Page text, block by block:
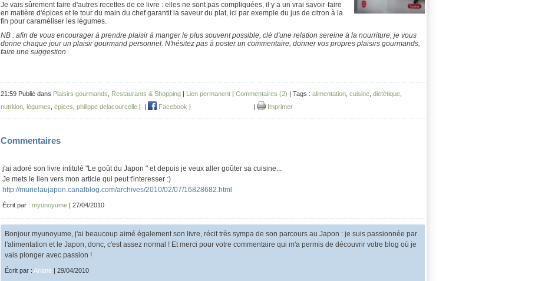
Je vais sûrement faire d'autres recettes de ce livre : elles ne sont pas compliquées, il y a un vrai savoir-faire
en matière d'épices et le tour du main du chef garantit la saveur du plat, ici par exemple du jus de citron à la
fin pour caraméliser les légumes.
NB : afin de vous encourager à prendre plaisir à manger le plus souvent possible, clé d'une relation sereine à la nourriture, je vous
donne chaque jour un plaisir gourmand personnel. N'hésitez pas à poster un commentaire, donner vos propres plaisirs gourmands,
faire une suggestion
21:59 Publié dans Plaisirs gourmands Restaurants & Shopping | Lien permanent | Commentaires (2) | Tags : alimentation cuisine diététique
nutrition légumes épices philippe delacourcelle | | Facebook | | Imprimer
Commentaires
j'ai adoré son livre intitulé "Le goût du Japon " et depuis je veux aller goûter sa cuisine...
Je mets le lien vers mon article qui peut t'interesser :)
http://murielaujapon.canalblog.com/archives/2010/02/07/16828682.html
Écrit par : myunoyume | 27/04/2010
Bonjour myunoyume, j'ai beaucoup aimé également son livre, récit très sympa de son parcours au Japon : je suis passionnée par
l'alimentation et le Japon, donc, c'est assez normal ! Et merci pour votre commentaire qui m'a permis de découvrir votre blog où je
vais plonger avec passion !
Écrit par : Ariane | 29/04/2010